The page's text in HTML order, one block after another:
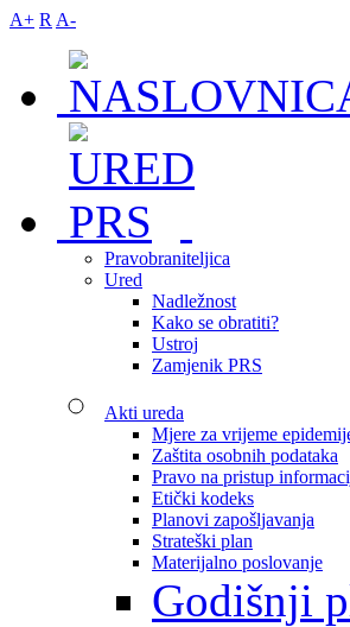
A+ R A-
Pravobraniteljica
Ured
Nadležnost
Kako se obratiti?
Ustroj
Zamjenik PRS
Akti ureda
Mjere za vrijeme
Zaštita osobnih podataka
Pravo na pristup
Etički kodeks
Planovi zapošljavanja
Strateški plan
Materijalno poslovanje
Godišnji